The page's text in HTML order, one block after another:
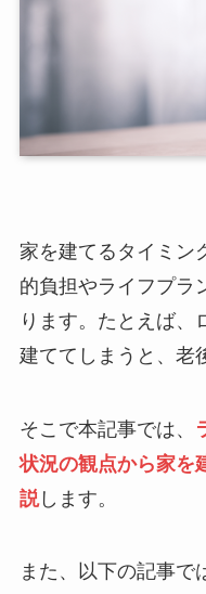
家を建てるタイミン
的負担やライフプラ
ります。たとえば、
建ててしまうと、老
そこで本記事では、
状況の観点から家を
説します。
また、以下の記事で